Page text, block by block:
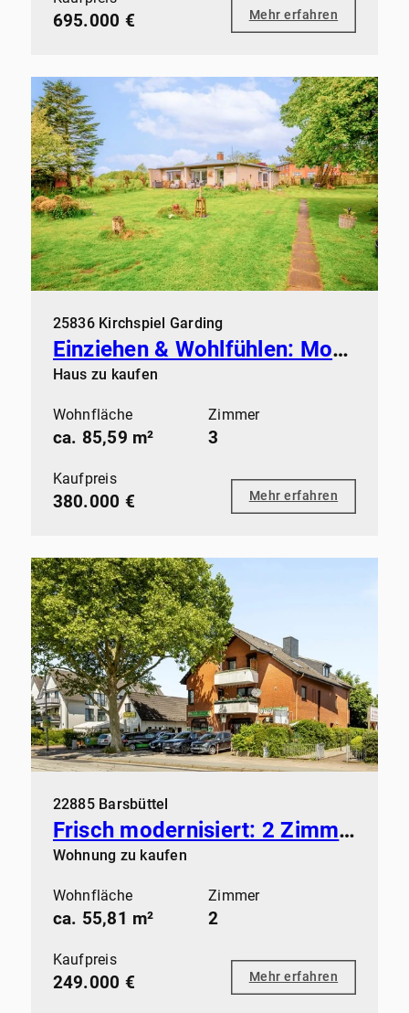
695.000 € Mehr erfahren
25836 Kirchspiel Garding
Einziehen & Wohlfühlen: Modernisiertes Zuhause mit Kamin & Sauna
Haus zu kaufen
Wohnfläche
ca. 85,59 m²
Zimmer
3
Kaufpreis
380.000 € Mehr erfahren
22885 Barsbüttel
Frisch modernisiert: 2 Zimmer mit Kamin, Balkon und Stellplatz in Barsbüttel
Wohnung zu kaufen
Wohnfläche
ca. 55,81 m²
Zimmer
2
Kaufpreis
249.000 € Mehr erfahren